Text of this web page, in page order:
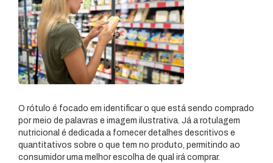
O rótulo é focado em identificar o que está sendo comprado
por meio de palavras e imagem ilustrativa. Já a rotulagem
nutricional é dedicada a fornecer detalhes descritivos e
quantitativos sobre o que tem no produto, permitindo ao
consumidor uma melhor escolha de qual irá comprar.